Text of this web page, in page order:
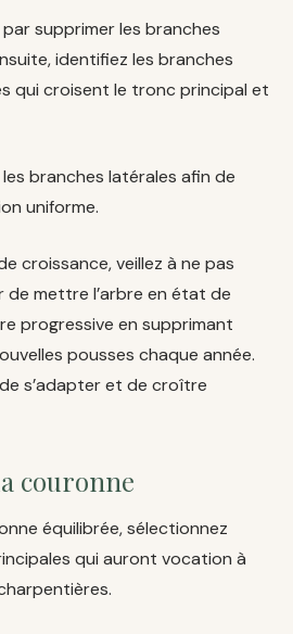
supprimer les branches
identifiez les branches
qui croisent le tronc principal et
branches latérales afin de
uniforme.
croissance, veillez à ne pas
mettre l’arbre en état de
progressive en supprimant
pousses chaque année.
s’adapter et de croître
couronne
équilibrée, sélectionnez
qui auront vocation à